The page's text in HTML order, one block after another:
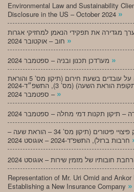
Environmental Law and Sustainability
Disclosure in the US – October 2024 »
ערך מגדירה את תפקידי הנאמן למחזיקי אגרות
»
»
מעו”דכן יחסי עבודה – צו הגנה על עובדים בשעת חירום (תיקון מס’ 5 והוראת
שעה – חרבות ברזל) (הארכת תקופת הוראת השעה) (מס’ 3), התשפ״ד-2024
– ספטמבר 2024 »
מעו”דכן יחסי עבודה – חוק פיצויי פיטורים (תיקון מס’ 34 – הוראת שעה –
Representation of Mr. Uri Omid and
Establishing a New Insurance Company »